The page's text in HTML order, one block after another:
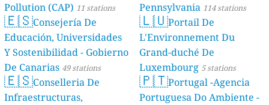
Pollution (CAP) 11 stations
🇪🇸Consejería De
Educación, Universidades
Y Sostenibilidad - Gobierno
De Canarias 49 stations
🇪🇸Conselleria De
Infraestructuras,
Pennsylvania 114 stations
🇱🇺Portail De
L'Environnement Du
Grand-duché De
Luxembourg 5 stations
🇵🇹Portugal -Agencia
Portuguesa Do Ambiente -